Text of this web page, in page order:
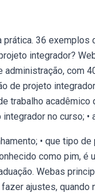
36
integrador?
administração, com
de projeto
trabalho
no curso; •
• que tipo
como pim, é
Webas
ajustes,